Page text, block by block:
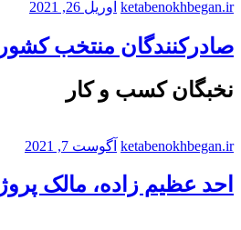
ketabenokhbegan.ir آوریل 26, 2021
صادرکنندگان منتخب کشور
نخبگان کسب و کار
ketabenokhbegan.ir آگوست 7, 2021
احد عظیم زاده، مالک